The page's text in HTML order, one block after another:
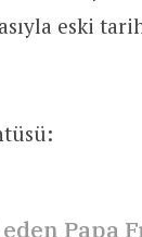
eski
Papa